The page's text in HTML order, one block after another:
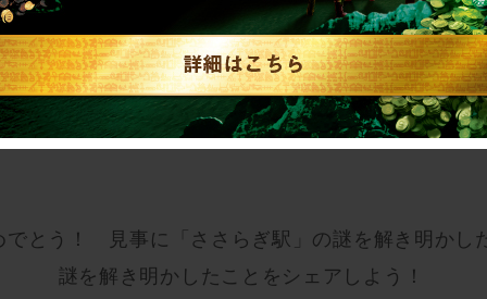
でとう！ 見事に「ささらぎ駅」の謎を解き明かし
謎を解き明かしたことをシェアしよう！